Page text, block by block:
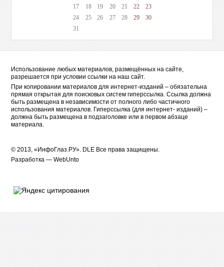
17
18 19 20 21 22
23
24
25 26 27 28 29
30
31
Использование любых материалов, размещённых на сайте,
разрешается при условии ссылки на наш сайт.
При копировании материалов для интернет-изданий – обязательна
прямая открытая для поисковых систем гиперссылка. Ссылка должна
быть размещена в независимости от полного либо частичного
использования материалов. Гиперссылка (для интернет- изданий) –
должна быть размещена в подзаголовке или в первом абзаце
материала.
© 2013, «ИнфоГлаз.РУ». DLE Все права защищены.
Разработка —WebUnto